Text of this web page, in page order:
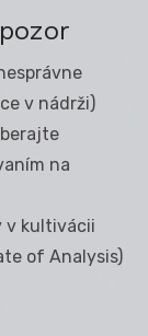
v nádrži)
na
v kultivácii
of Analysis)